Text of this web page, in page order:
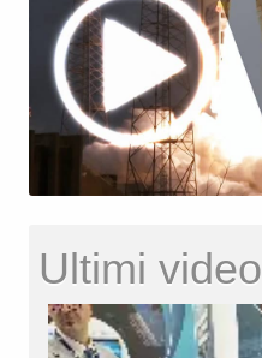
Ultimi video